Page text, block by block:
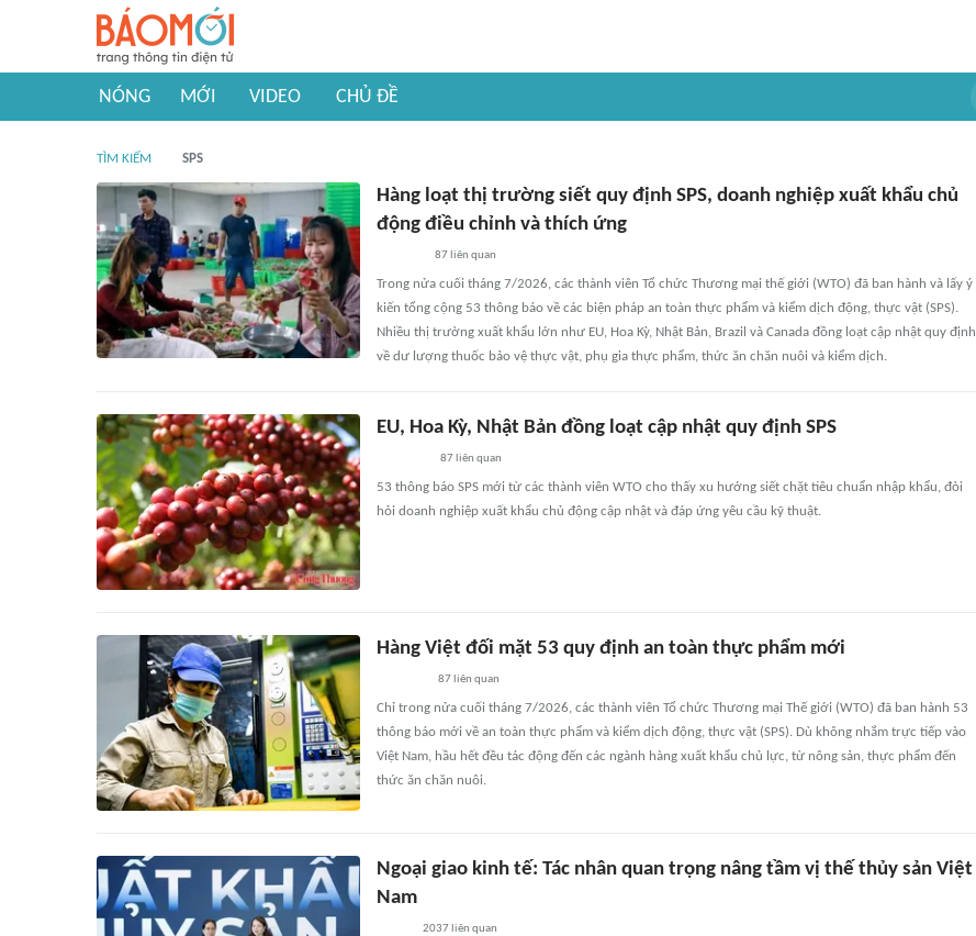
NÓNG MỚI VIDEO CHỦ ĐỀ
TÌM KIẾM SPS
Hàng loạt thị trường siết quy định SPS, doanh nghiệp xuất khẩu chủ
động điều chỉnh và thích ứng
87 liên quan
Trong nửa cuối tháng 7/2026, các thành viên Tổ chức Thương mại thế giới (WTO) đã ban hành và lấy ý
kiến tổng cộng 53 thông báo về các biện pháp an toàn thực phẩm và kiểm dịch động, thực vật (SPS).
Nhiều thị trường xuất khẩu lớn như EU, Hoa Kỳ, Nhật Bản, Brazil và Canada đồng loạt cập nhật quy định
về dư lượng thuốc bảo vệ thực vật, phụ gia thực phẩm, thức ăn chăn nuôi và kiểm dịch.
EU, Hoa Kỳ, Nhật Bản đồng loạt cập nhật quy định SPS
87liên quan
53 thông báo SPS mới từ các thành viên WTO cho thấy xu hướng siết chặt tiêu chuẩn nhập khẩu, đòi
hỏi doanh nghiệp xuất khẩu chủ động cập nhật và đáp ứng yêu cầu kỹ thuật.
Hàng Việt đối mặt 53 quy định an toàn thực phẩm mới
87 liên quan
Chỉ trong nửa cuối tháng 7/2026, các thành viên Tổ chức Thương mại Thế giới (WTO) đã ban hành 53
thông báo mới về an toàn thực phẩm và kiểm dịch động, thực vật (SPS). Dù không nhắm trực tiếp vào
Việt Nam, hầu hết đều tác động đến các ngành hàng xuất khẩu chủ lực, từ nông sản, thực phẩm đến
thức ăn chăn nuôi.
Ngoại giao kinh tế: Tác nhân quan trọng nâng tầm vị thế thủy sản Việt
Nam
2037 liên quan